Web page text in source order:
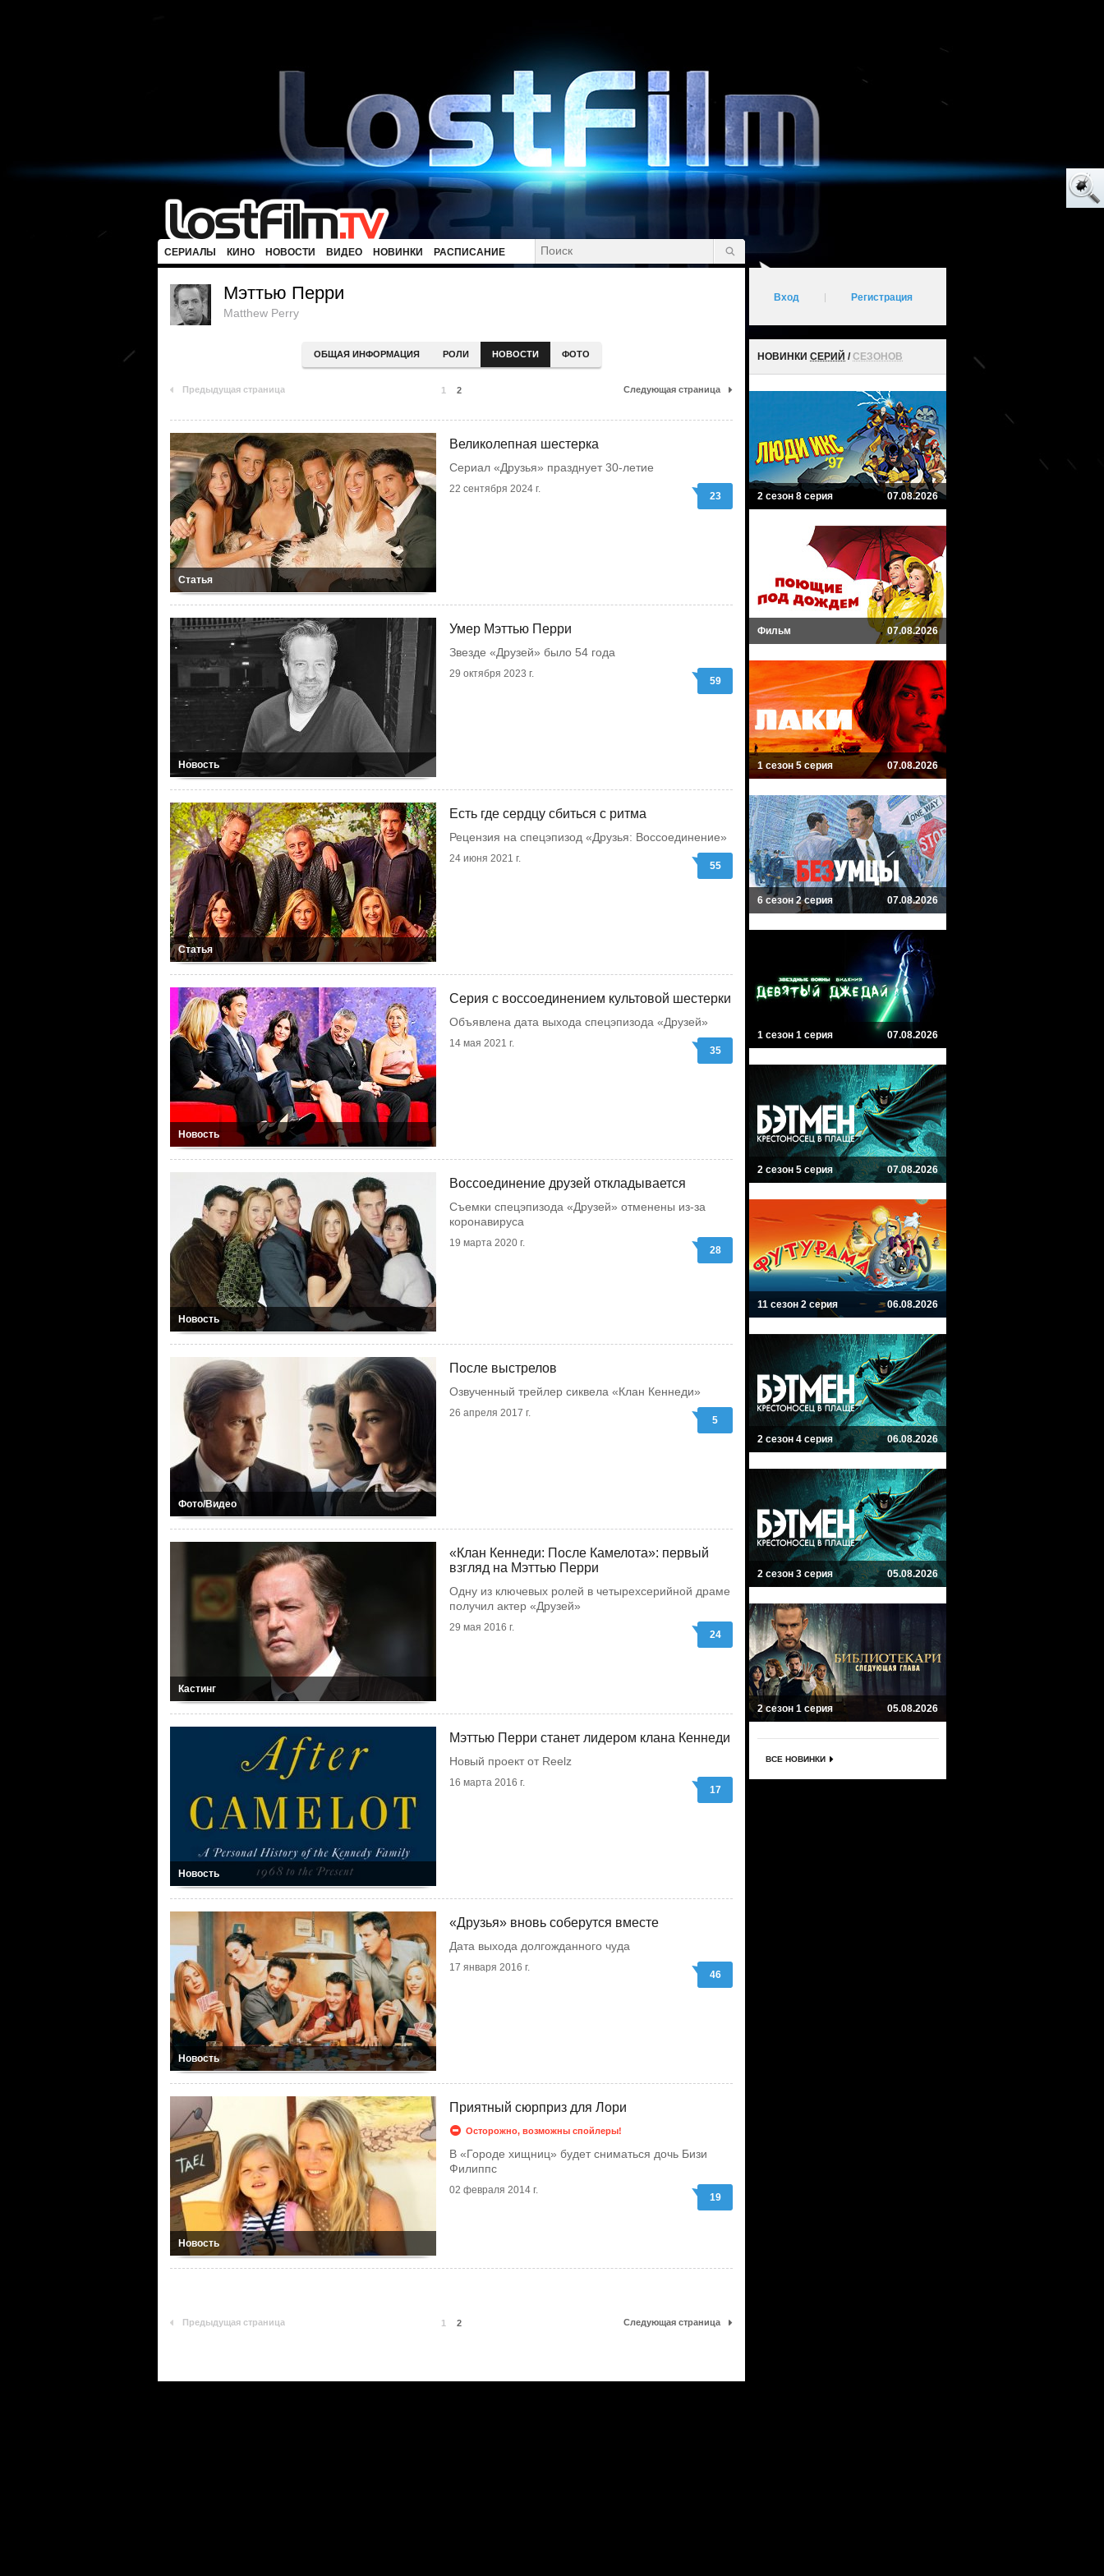
СЕРИАЛЫ КИНО НОВОСТИ ВИДЕО НОВИНКИ РАСПИСАНИЕ
Мэттью Перри
Matthew Perry
ОБЩАЯ ИНФОРМАЦИЯ РОЛИ НОВОСТИ ФОТО
Предыдущая страница 1 2 Следующая страница
Статья
Великолепная шестерка
Сериал «Друзья» празднует 30-летие
22 сентября 2024 г.
23
Новость
Умер Мэттью Перри
Звезде «Друзей» было 54 года
29 октября 2023 г.
59
Статья
Есть где сердцу сбиться с ритма
Рецензия на спецэпизод «Друзья: Воссоединение»
24 июня 2021 г.
55
Новость
Серия с воссоединением культовой шестерки
Объявлена дата выхода спецэпизода «Друзей»
14 мая 2021 г.
35
Новость
Воссоединение друзей откладывается
Съемки спецэпизода «Друзей» отменены из-за
коронавируса
19 марта 2020 г.
28
Фото/Видео
После выстрелов
Озвученный трейлер сиквела «Клан Кеннеди»
26 апреля 2017 г.
5
Кастинг
«Клан Кеннеди: После Камелота»: первый
взгляд на Мэттью Перри
Одну из ключевых ролей в четырехсерийной драме
получил актер «Друзей»
29 мая 2016 г.
24
Новость
Мэттью Перри станет лидером клана Кеннеди
Новый проект от Reelz
16 марта 2016 г.
17
Новость
«Друзья» вновь соберутся вместе
Дата выхода долгожданного чуда
17 января 2016 г.
46
Новость
Приятный сюрприз для Лори
Осторожно, возможны спойлеры!
В «Городе хищниц» будет сниматься дочь Бизи
Филиппс
02 февраля 2014 г.
19
Предыдущая страница 1 2 Следующая страница
Вход Регистрация
НОВИНКИ СЕРИЙ /СЕЗОНОВ
2 сезон 8 серия 07.08.2026
Фильм 07.08.2026
1 сезон 5 серия 07.08.2026
6 сезон 2 серия 07.08.2026
1 сезон 1 серия 07.08.2026
2 сезон 5 серия 07.08.2026
11 сезон 2 серия 06.08.2026
2 сезон 4 серия 06.08.2026
2 сезон 3 серия 05.08.2026
2 сезон 1 серия 05.08.2026
ВСЕ НОВИНКИ